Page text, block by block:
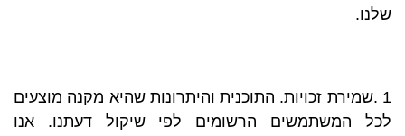
שלנו.
1 .שמירת זכויות. התוכנית והיתרונות שהיא מקנה מוצעים
לכל המשתמשים הרשומים לפי שיקול דעתנו. אנו